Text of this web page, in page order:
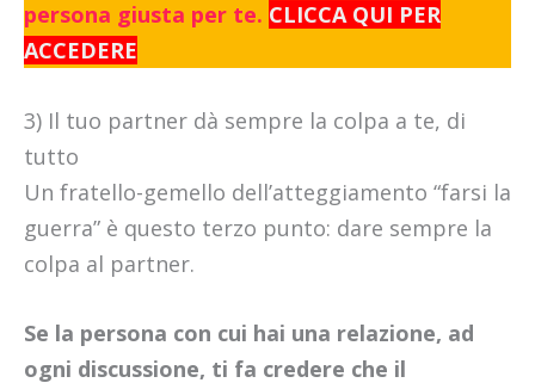
persona giusta per te. CLICCA QUI PER
ACCEDERE
3) Il tuo partner dà sempre la colpa a te, di
tutto
Un fratello-gemello dell’atteggiamento “farsi la
guerra” è questo terzo punto: dare sempre la
colpa al partner.
Se la persona con cui hai una relazione, ad
ogni discussione, ti fa credere che il